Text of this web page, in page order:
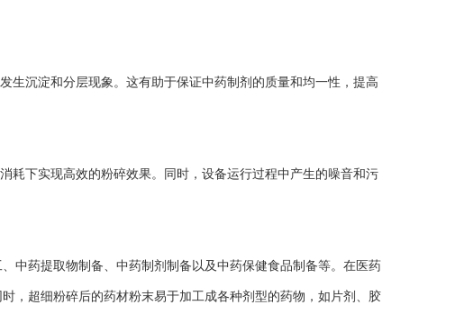
沉淀和分层现象。这有助于保证中药制剂的质量和均一性，提高
下实现高效的粉碎效果。同时，设备运行过程中产生的噪音和污
药提取物制备、中药制剂制备以及中药保健食品制备等。在医药
，超细粉碎后的药材粉末易于加工成各种剂型的药物，如片剂、胶